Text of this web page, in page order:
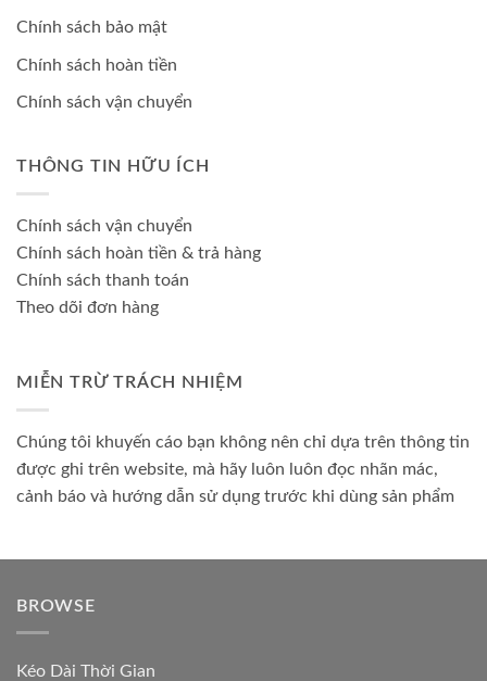
Chính sách bảo mật
Chính sách hoàn tiền
Chính sách vận chuyển
THÔNG TIN HỮU ÍCH
Chính sách vận chuyển
Chính sách hoàn tiền & trả hàng
Chính sách thanh toán
Theo dõi đơn hàng
MIỄN TRỪ TRÁCH NHIỆM
Chúng tôi khuyến cáo bạn không nên chỉ dựa trên thông tin
được ghi trên website, mà hãy luôn luôn đọc nhãn mác,
cảnh báo và hướng dẫn sử dụng trước khi dùng sản phẩm
BROWSE
Kéo Dài Thời Gian